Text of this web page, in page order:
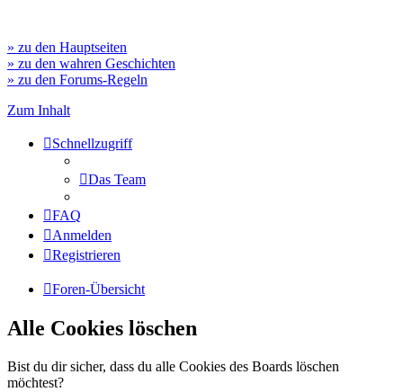
» zu den Hauptseiten
» zu den wahren Geschichten
» zu den Forums-Regeln
Zum Inhalt
Schnellzugriff
Das Team
FAQ
Anmelden
Registrieren
Foren-Übersicht
Alle Cookies löschen
Bist du dir sicher, dass du alle Cookies des Boards löschen
möchtest?